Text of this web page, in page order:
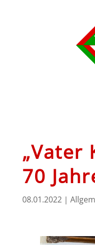
„Vater
70
08.01.2022|